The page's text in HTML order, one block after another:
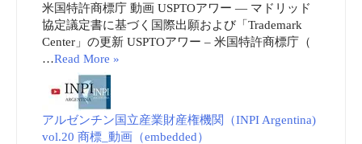
米国特許商標庁 動画 USPTOアワー ― マドリッド
協定議定書に基づく国際出願および「Trademark
Center」の更新 USPTOアワー – 米国特許商標庁（
…Read More »
アルゼンチン国立産業財産権機関（INPI Argentina)
vol.20 商標_動画（embedded）